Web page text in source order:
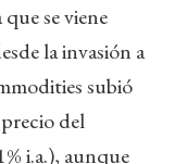
se viene
la invasión a
subió
del
i.a.), aunque